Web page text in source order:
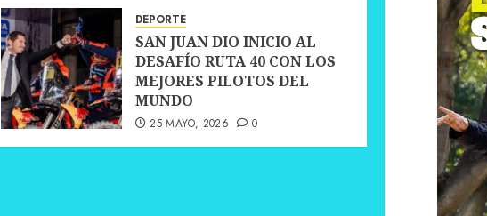
DEPORTE
SAN JUAN DIO INICIO AL
DESAFÍO RUTA 40 CON LOS
MEJORES PILOTOS DEL
MUNDO
25 MAYO, 2026 0